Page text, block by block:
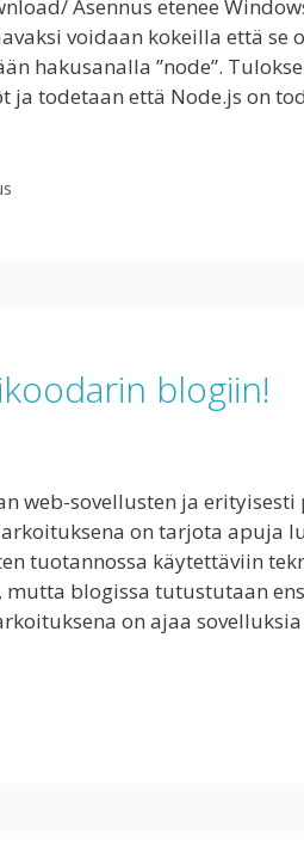
Asennus etenee
voidaan kokeilla että se
hakusanalla ”node”.
ja todetaan että Node.js on
blogiin!
web-sovellusten ja
on tarjota apuja
tuotannossa käytettäviin
blogissa tutustutaan
on ajaa